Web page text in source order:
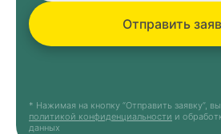
* Нажимая на кнопку “Отправить заявку”,
политикой конфиденциальности и
данных
Отправить